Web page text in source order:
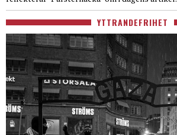
YTTRANDEFRIHET